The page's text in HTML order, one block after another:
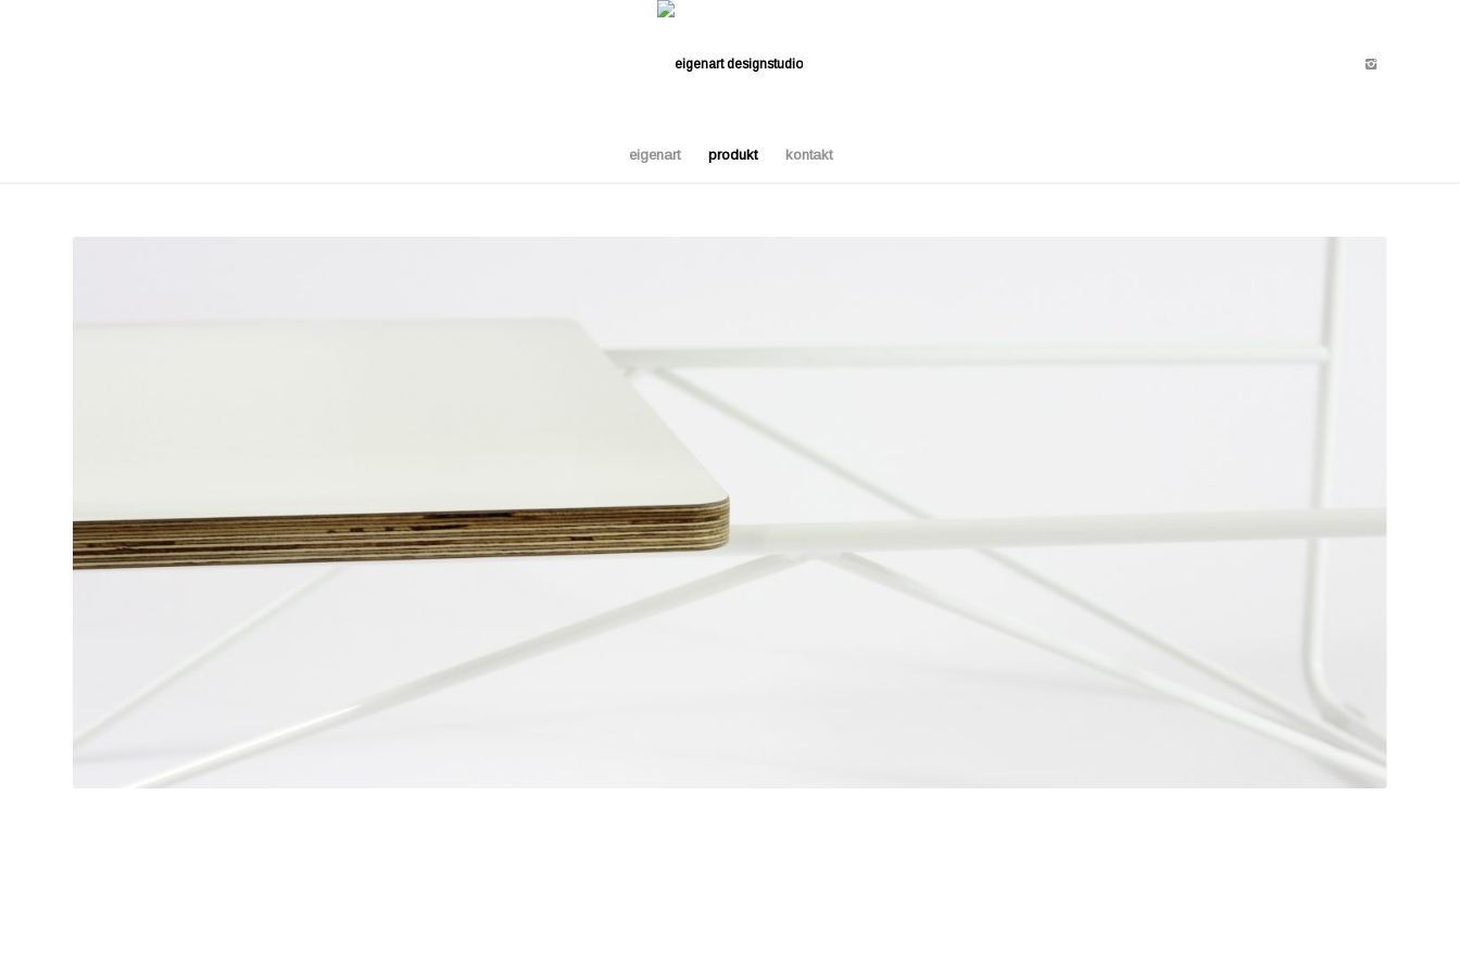
eigenart produkt kontakt